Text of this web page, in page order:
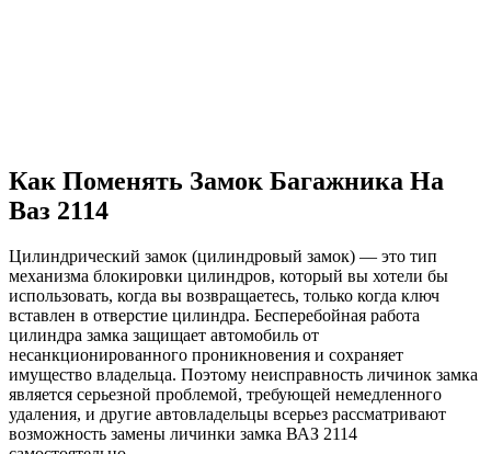
Как Поменять Замок Багажника На
Ваз 2114
Цилиндрический замок (цилиндровый замок) — это тип
механизма блокировки цилиндров, который вы хотели бы
использовать, когда вы возвращаетесь, только когда ключ
вставлен в отверстие цилиндра. Бесперебойная работа
цилиндра замка защищает автомобиль от
несанкционированного проникновения и сохраняет
имущество владельца. Поэтому неисправность личинок замка
является серьезной проблемой, требующей немедленного
удаления, и другие автовладельцы всерьез рассматривают
возможность замены личинки замка ВАЗ 2114